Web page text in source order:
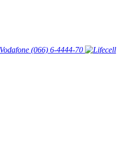
(066) 6-4444-70